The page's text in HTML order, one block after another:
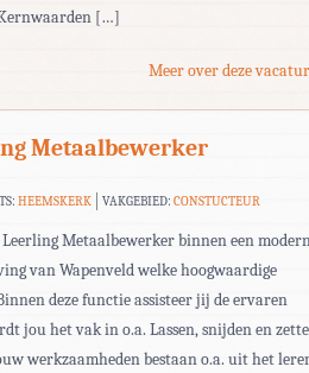
[…]
Meer over deze
Metaalbewerker
HEEMSKERK VAKGEBIED:CONSTUCTEUR
Metaalbewerker binnen een
van Wapenveld welke hoogwaardige
deze functie assisteer jij de ervaren
jou het vak in o.a. Lassen, snijden en
werkzaamheden bestaan o.a. uit het